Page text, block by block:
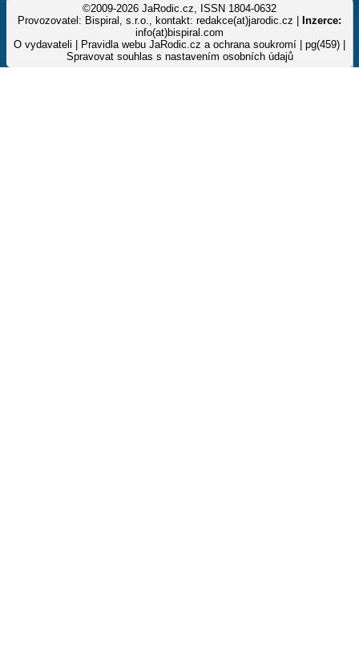
©2009-2026 JaRodic.cz, ISSN 1804-0632
Provozovatel: Bispiral, s.r.o., kontakt: redakce(at)jarodic.cz |
Inzerce:
info(at)bispiral.com
O vydavateli
Pravidla webu JaRodic.cz a ochrana soukromí | pg(459) |
Spravovat souhlas s nastavením osobních údajů